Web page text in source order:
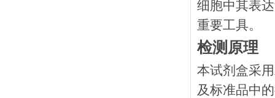
细胞中其表
重要工具。
检测原理
本试剂盒采
及标准品中